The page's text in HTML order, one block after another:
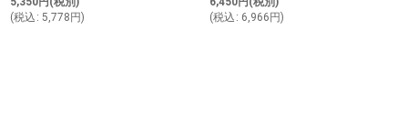
(税込 : 5,778 円)
(税込 : 6,966 円)